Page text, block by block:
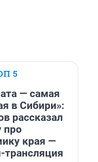
5
— самая
в Сибири»:
рассказал
про
края —
трансляция